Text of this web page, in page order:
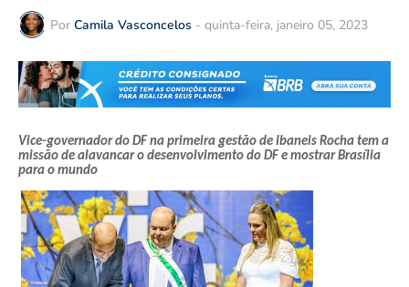
Por Camila Vasconcelos - quinta-feira, janeiro 05, 2023
Vice-governador do DF na primeira gestão de Ibaneis Rocha tem a
missão de alavancar o desenvolvimento do DF e mostrar Brasília
para o mundo